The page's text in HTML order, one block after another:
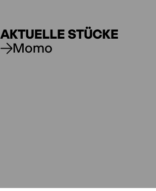
AKTUELLE STÜCKE
Momo